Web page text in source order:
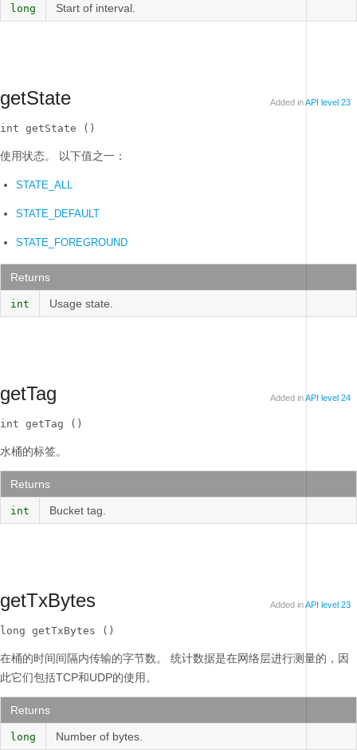
long Start of interval.
getState Added inAPI level 23
int getState ()
使用状态。 以下值之一：
STATE_ALL
STATE_DEFAULT
STATE_FOREGROUND
Returns
int Usage state.
getTag Added inAPI level 24
int getTag ()
水桶的标签。
Returns
int Bucket tag.
getTxBytes Added inAPI level 23
long getTxBytes ()
在桶的时间间隔内传输的字节数。
统计数据是在网络层进行测量的，因
此它们包括TCP和UDP的使用。
Returns
long Number of bytes.